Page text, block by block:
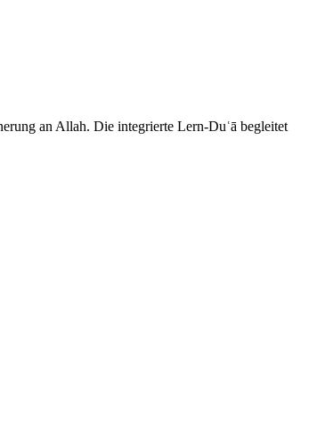
an Allah. Die integrierte Lern-Duʿā begleitet